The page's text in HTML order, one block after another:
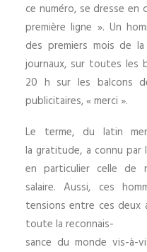
ce numéro, se dresse en
première ligne ». Un
des premiers mois de
journaux, sur toutes les
20 h sur les balcons
publicitaires, « merci ».
Le terme, du latin
la gratitude, a connu par
en particulier celle de
salaire. Aussi, ces
tensions entre ces deux
toute la reconnais-
sance du monde vis-à-